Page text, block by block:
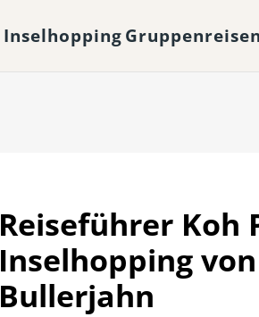
InselhoppingGruppenreisen
Reiseführer Koh
Inselhopping
Bullerjahn